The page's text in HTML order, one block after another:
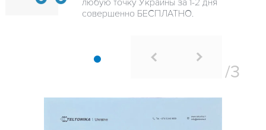
совершенно БЕСПЛАТНО.